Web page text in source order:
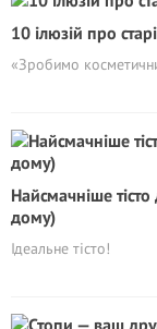
10 ілюзій про
«Зробимо
Найсмачніше
дому)
Ідеальне тісто!